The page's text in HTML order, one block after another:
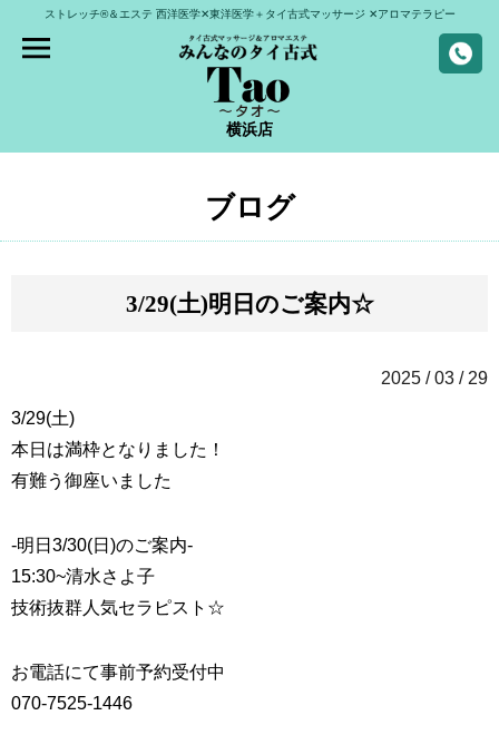
ストレッチ®＆エステ 西洋医学✕東洋医学＋タイ古式マッサージ ✕アロマテラピー
横浜店
ブログ
3/29(土)明日のご案内☆
2025 / 03 / 29
3/29(土)
本日は満枠となりました！
有難う御座いました
-明日3/30(日)のご案内-
15:30~清水さよ子
技術抜群人気セラピスト☆
お電話にて事前予約受付中
070-7525-1446